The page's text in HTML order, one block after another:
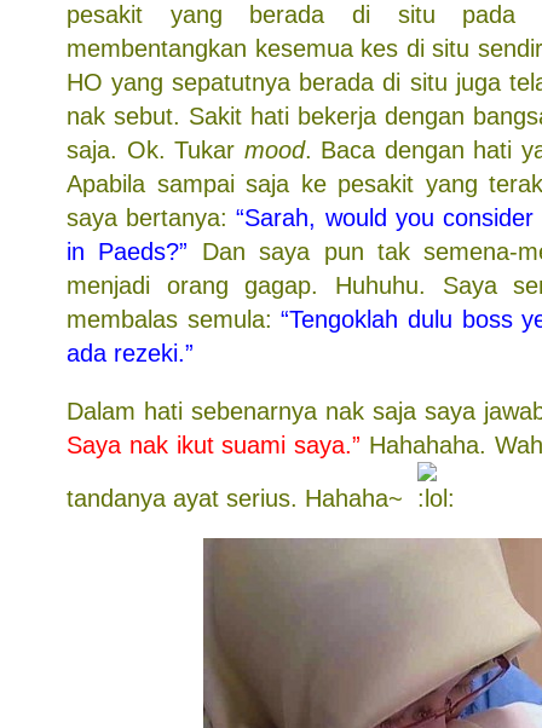
pesakit yang berada di situ pada
membentangkan kesemua kes di situ
HO yang sepatutnya berada di situ juga
nak sebut. Sakit hati bekerja dengan
saja. Ok. Tukar mood. Baca dengan hati
Apabila sampai saja ke pesakit yang
saya bertanya:“Sarah, would you
in Paeds?” Dan saya pun tak semena-
menjadi orang gagap. Huhuhu. Saya
membalas semula:“Tengoklah dulu boss
ada rezeki.”
Dalam hati sebenarnya nak saja saya
Saya nak ikut suami saya.” Hahahaha.
tandanya ayat serius. Hahaha~